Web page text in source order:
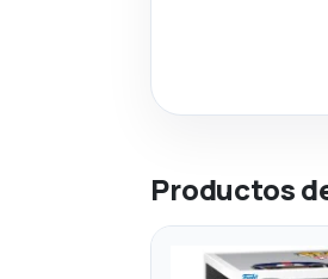
Productos